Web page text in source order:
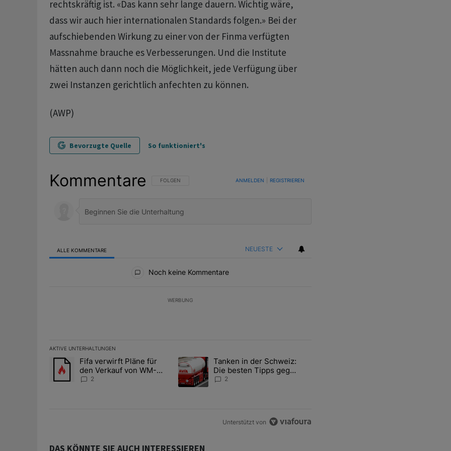
rechtskräftig ist. «Das kann sehr lange dauern. Wichtig wäre,
dass wir auch hier internationalen Standards folgen.» Bei der
aufschiebenden Wirkung zu einer von der Finma verfügten
Massnahme brauche es Verbesserungen. Und die Institute
hätten auch dann noch die Möglichkeit, jede Verfügung über
zwei Instanzen gerichtlich anfechten zu können.
(AWP)
Bevorzugte Quelle So funktioniert's
Kommentare FOLGE DIESER UNTERHALTUNG, UM BENACHRICHTIGT ZU WERDEN, WENN NEUE KOMMENTARE VERÖFFENTLICHT
FOLGEN ANMELDEN REGISTRIEREN
ALLE KOMMENTARE NEUESTE
Noch keine Kommentare
WERBUNG
AKTIVE UNTERHALTUNGEN
Das Folgende ist eine Liste der am meisten kommentierten Artikel der letzten 7 days.
Ein Trendartikel mit dem Titel "Fifa verwirft Pläne für den Verkauf von WM-Anteilen" mit 2 kommentare.
Fifa verwirft Pläne für
den Verkauf von WM-
Anteilen
2
Ein Trendartikel mit dem Titel "Tanken in der Schweiz: Die besten Tipps gegen
Tanken in der Schweiz:
Die besten Tipps gegen
teuren Sprit
2
Unterstützt von
DAS KÖNNTE SIE AUCH INTERESSIEREN